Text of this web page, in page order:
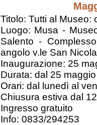
Titolo: Tutti al Museo:
Luogo: Musa -
Salento -
angolo v.le San
Inaugurazione: 25
Durata: dal 25
Orari: dal lunedì al
Chiusura estiva dal
Ingresso gratuito
Info: 0833/294253